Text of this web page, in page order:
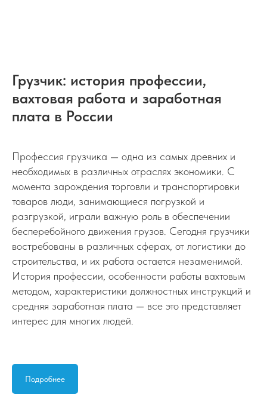
Грузчик: история профессии,
вахтовая работа и заработная
плата в России
Профессия грузчика — одна из самых древних и
необходимых в различных отраслях экономики. С
момента зарождения торговли и транспортировки
товаров люди, занимающиеся погрузкой и
разгрузкой, играли важную роль в обеспечении
бесперебойного движения грузов. Сегодня грузчики
востребованы в различных сферах, от логистики до
строительства, и их работа остается незаменимой.
История профессии, особенности работы вахтовым
методом, характеристики должностных инструкций и
средняя заработная плата — все это представляет
интерес для многих людей.
Подробнее